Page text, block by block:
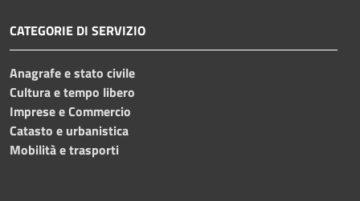
CATEGORIE DI SERVIZIO
Anagrafe e stato civile
Cultura e tempo libero
Imprese e Commercio
Catasto e urbanistica
Mobilità e trasporti